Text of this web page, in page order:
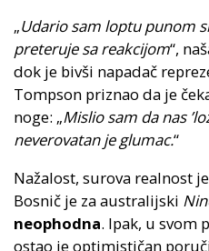
„Udario sam loptu punom
preteruje sa reakcijom“,
dok je bivši napadač
Tompson priznao da je
noge: „Mislio sam da nas
neverovatan je glumac.“
Nažalost, surova realnost
Bosnič je za australijski
neophodna. Ipak, u svom
ostao je optimističan